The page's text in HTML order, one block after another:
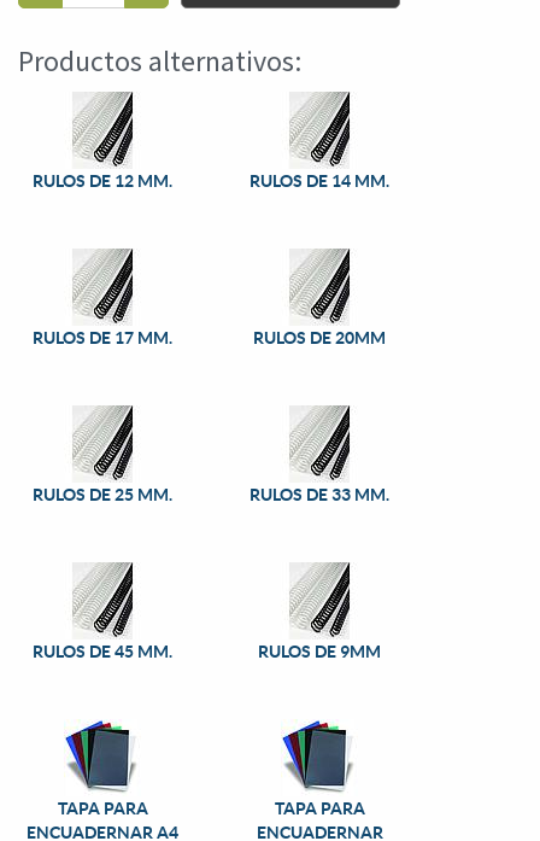
Productos alternativos:
RULOS DE 12 MM. RULOS DE 14 MM.
RULOS DE 17 MM. RULOS DE 20MM
RULOS DE 25 MM. RULOS DE 33 MM.
RULOS DE 45 MM. RULOS DE 9MM
TAPA PARA
ENCUADERNAR A4
TAPA PARA
ENCUADERNAR